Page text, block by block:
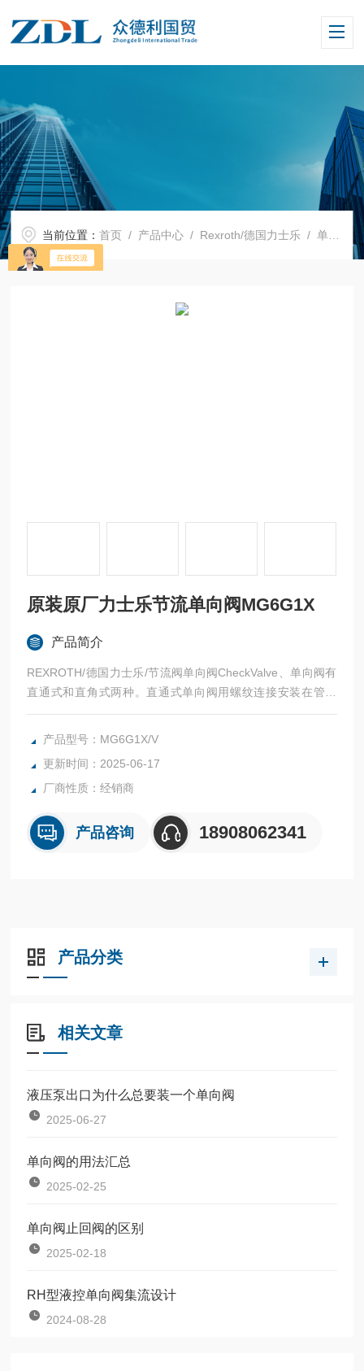
当前位置：首页 / 产品中心 / Rexroth/德国力士乐 /单向阀 /
原装原厂力士乐节流单向阀MG6G1X
产品简介
REXROTH/德国力士乐/节流阀单向阀CheckValve、单向阀有
直通式和直角式两种。直通式单向阀用螺纹连接安装在管路
上。直角式单向阀有螺纹连接、板式连接和法兰连接三种形
式。液控单向阀也称闭锁阀或保压阀，它与单向阀相同，用以
产品型号：MG6G1X/V
更新时间：2025-06-17
厂商性质：经销商
产品咨询 18908062341
产品分类
相关文章
液压泵出口为什么总要装一个单向阀
2025-06-27
单向阀的用法汇总
2025-02-25
单向阀止回阀的区别
2025-02-18
RH型液控单向阀集流设计
2024-08-28